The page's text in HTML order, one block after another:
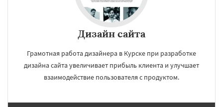
Дизайн сайта
Грамотная работа дизайнера в Курске при разработке
дизайна сайта увеличивает прибыль клиента и улучшает
взаимодействие пользователя с продуктом.